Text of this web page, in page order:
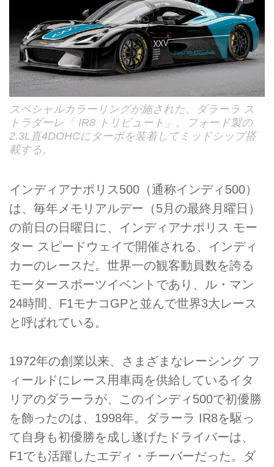
スペシャルカラーリングが施された、ダラーラ ス
トラダーレ「 IR8 トリビュート」。フォード製の
2.3L直4DOHCにターボを装着してミッドシップ搭
載する。
インディアナポリス500（通称インディ500）
は、毎年メモリアルデー（5月の最終月曜日）
の前日の日曜日に、インディアナポリス モー
ター スピードウェイで開催される、インディ
カーのレースだ。世界一の観客動員数を誇る
モータースポーツイベントであり、ル・マン
24時間、F1モナコGPと並んで世界3大レース
と呼ばれている。
1972年の創業以来、さまざまなレーシング フ
ィールドにレース用車両を供給しているイタ
リアのダラーラが、このインディ500で初優勝
を飾ったのは、1998年。ダラーラ IR8を駆っ
て自身も初優勝を成し遂げたドライバーは、
F1でも活躍したエディ・チーバーだった。ダ